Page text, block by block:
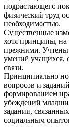
подрастающего
физический труд
необходимостью.
Существенные
хотя принципы, на
прежними. Учтены
умений учащихся,
связи.
Принципиально
вопросов и
формированием
убеждений
заданий,
социальным